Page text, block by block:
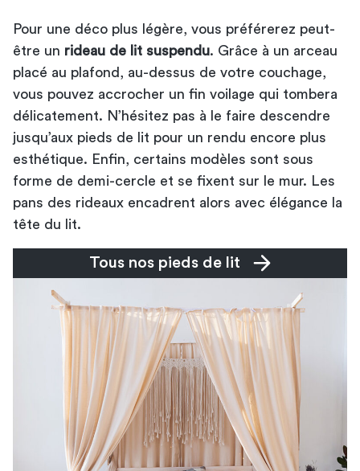
Pour une déco plus légère, vous préférerez peut-
être un rideau de lit suspendu. Grâce à un arceau
placé au plafond, au-dessus de votre couchage,
vous pouvez accrocher un fin voilage qui tombera
délicatement. N’hésitez pas à le faire descendre
jusqu’aux pieds de lit pour un rendu encore plus
esthétique. Enfin, certains modèles sont sous
forme de demi-cercle et se fixent sur le mur. Les
pans des rideaux encadrent alors avec élégance la
tête du lit.
Tous nos pieds de lit